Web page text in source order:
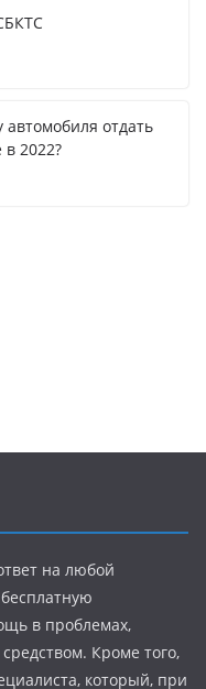
автомобиля отдать
2022?
на любой
в проблемах,
Кроме того,
который, при